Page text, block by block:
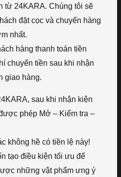
từ 24KARA. Chúng tôi sẽ
đặt cọc và chuyển hàng
nhất.
hàng thanh toán tiền
chuyển tiền sau khi nhận
giao hàng.
sau khi nhận kiện
phép Mở – Kiểm tra –
không hề có tiền lệ này!
tạo điều kiện tối ưu để
những vật phẩm ưng ý